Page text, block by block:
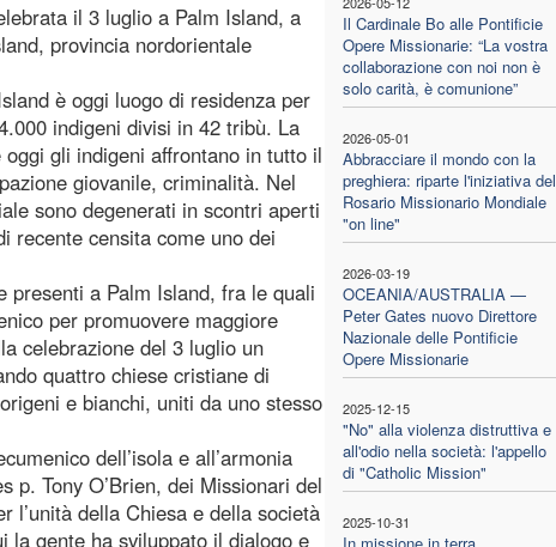
Il Cardinale Bo alle Pontificie
Opere Missionarie: “La vostra
collaborazione con noi non è
solo carità, è comunione”
2026-05-01
Abbracciare il mondo con la
preghiera: riparte l'iniziativa del
Rosario Missionario Mondiale
"on line"
2026-03-19
OCEANIA/AUSTRALIA —
Peter Gates nuovo Direttore
Nazionale delle Pontificie
Opere Missionarie
2025-12-15
"No" alla violenza distruttiva e
all'odio nella società: l'appello
di "Catholic Mission"
2025-10-31
il 3 luglio a Palm Island, a
provincia nordorientale
è oggi luogo di residenza per
indigeni divisi in 42 tribù. La
gli indigeni affrontano in tutto il
giovanile, criminalità. Nel
sono degenerati in scontri aperti
recente censita come uno dei
presenti a Palm Island, fra le quali
per promuovere maggiore
celebrazione del 3 luglio un
quattro chiese cristiane di
e bianchi, uniti da uno stesso
dell’isola e all’armonia
p. Tony O’Brien, dei Missionari del
l’unità della Chiesa e della società
la gente ha sviluppato il dialogo e